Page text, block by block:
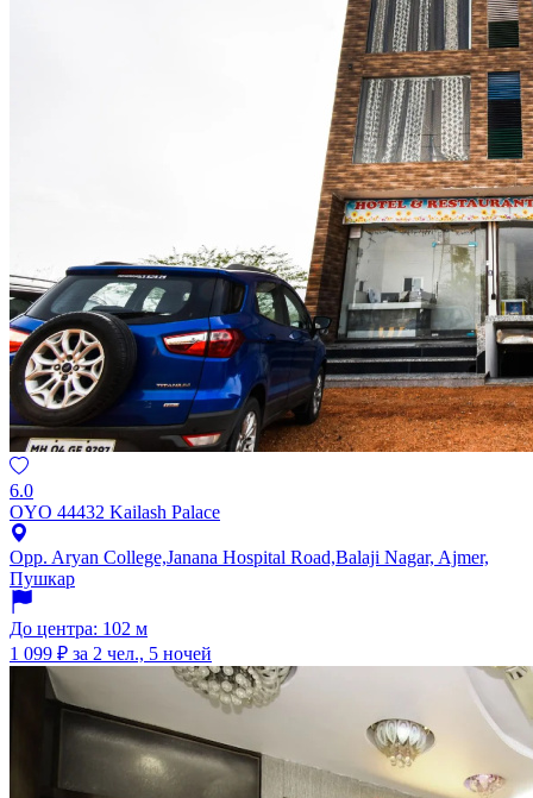
6.0
OYO 44432 Kailash Palace
Opp. Aryan College,Janana Hospital Road,Balaji Nagar, Ajmer,
Пушкар
До центра: 102 м
1 099 ₽ за 2 чел., 5 ночей